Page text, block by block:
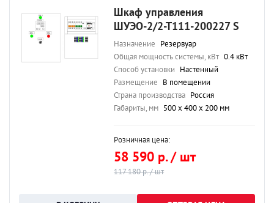
Шкаф управления
ШУЭО-2/2-Т111-200227 S
Назначение Резервуар
Общая мощность системы, кВт 0.4 кВт
Способ установки Настенный
Размещение В помещении
Страна производства Россия
Габариты, мм 500 х 400 х 200 мм
Розничная цена:
58 590 р. / шт
117 180 р. / шт